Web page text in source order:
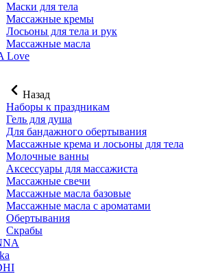
Маски для тела
Массажные кремы
Лосьоны для тела и рук
Массажные масла
Love
Назад
Наборы к праздникам
Гель для душа
Для бандажного обертывания
Массажные крема и лосьоны для тела
Молочные ванны
Аксессуары для массажиста
Массажные свечи
Массажные масла базовые
Массажные масла с ароматами
Обертывания
Скрабы